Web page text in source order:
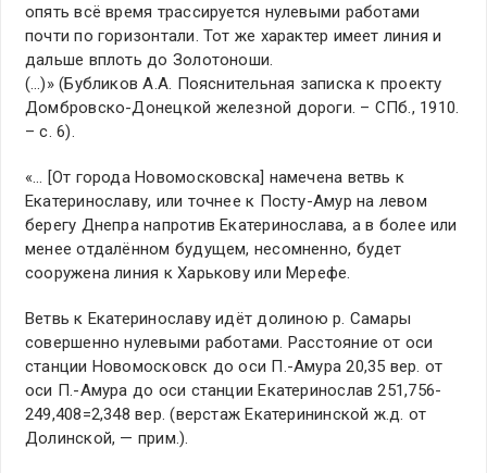
опять всё время трассируется нулевыми работами
почти по горизонтали. Тот же характер имеет линия и
дальше вплоть до Золотоноши.
(…)» (Бубликов А.А. Пояснительная записка к проекту
Домбровско-Донецкой железной дороги. – СПб., 1910.
– с. 6).
«… [От города Новомосковска] намечена ветвь к
Екатеринославу, или точнее к Посту-Амур на левом
берегу Днепра напротив Екатеринослава, а в более или
менее отдалённом будущем, несомненно, будет
сооружена линия к Харькову или Мерефе.
Ветвь к Екатеринославу идёт долиною р. Самары
совершенно нулевыми работами. Расстояние от оси
станции Новомосковск до оси П.-Амура 20,35 вер. от
оси П.-Амура до оси станции Екатеринослав 251,756-
249,408=2,348 вер. (верстаж Екатерининской ж.д. от
Долинской, — прим.).